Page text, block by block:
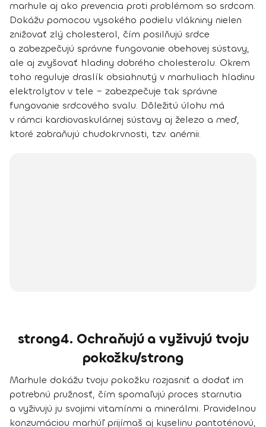
marhule aj ako prevencia proti problémom so srdcom.
Dokážu pomocou vysokého podielu vlákniny nielen
znižovať zlý cholesterol, čím posilňujú srdce
a zabezpečujú správne fungovanie obehovej sústavy,
ale aj zvyšovať hladiny dobrého cholesterolu. Okrem
toho reguluje draslík obsiahnutý v marhuliach hladinu
elektrolytov v tele – zabezpečuje tak správne
fungovanie srdcového svalu. Dôležitú úlohu má
v rámci kardiovaskulárnej sústavy aj železo a meď,
ktoré zabraňujú chudokrvnosti, tzv. anémii.
strong4. Ochraňujú a vyživujú tvoju
pokožku/strong
Marhule dokážu tvoju pokožku rozjasniť a dodať im
potrebnú pružnosť, čím spomaľujú proces starnutia
a vyživujú ju svojimi vitamínmi a minerálmi. Pravidelnou
konzumáciou marhúľ prijímaš aj kyselinu pantoténovú,